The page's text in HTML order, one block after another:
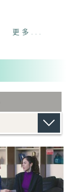
更多...